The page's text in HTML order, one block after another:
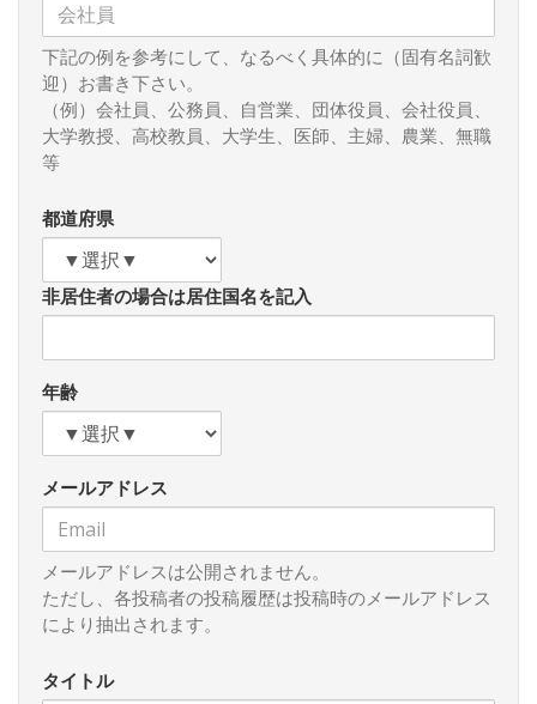
うな行動はとるべきではないということでもあります。
中国は非常に困難な国ですが、日本も引っ越すことはでき
ません。永遠に隣国であるわけですから、ここに書かせてい
ただいたような点を踏まえながら、正面から中国問題に取り
組んでいくことが我々日本の政治家には求められると改めて
感じさせられた今回の訪中でした。（おわり）
下記の例を参考にして、なるべく具体的に（固有名詞歓
迎）お書き下さい。
（例）会社員、公務員、自営業、団体役員、会社役員、
大学教授、高校教員、大学生、医師、主婦、農業、無職
等
都道府県
非居住者の場合は居住国名を記入
年齢
メールアドレス
メールアドレスは公開されません。
ただし、各投稿者の投稿履歴は投稿時のメールアドレス
により抽出されます。
タイトル